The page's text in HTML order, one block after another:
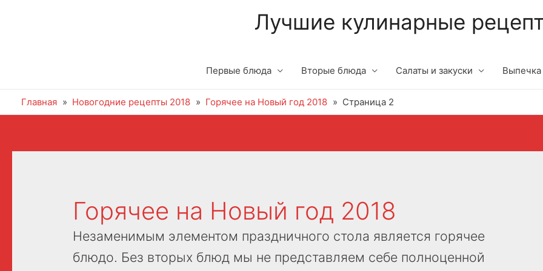
Лучшие кулинарные
Первые блюда Вторые блюда Салаты и закуски Выпечка
Главная Новогодние рецепты 2018 Горячее на Новый год 2018 Страница 2
Горячее на Новый год 2018
Незаменимым элементом праздничного стола является горячее
блюдо. Без вторых блюд мы не представляем себе полноценной